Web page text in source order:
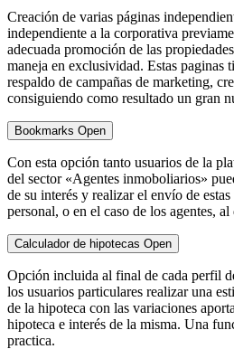
Creación de varias páginas
independiente a la corporativa
adecuada promoción de las
maneja en exclusividad. Estas paginas
respaldo de campañas de marketing,
consiguiendo como resultado un gran
Bookmarks Open
Con esta opción tanto usuarios de la
del sector «Agentes inmoboliarios»
de su interés y realizar el envío de
personal, o en el caso de los agentes, al
Calculador de hipotecas Open
Opción incluida al final de cada perfil
los usuarios particulares realizar una
de la hipoteca con las variaciones
hipoteca e interés de la misma. Una
practica.